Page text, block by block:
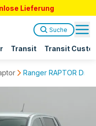
Lieferung
Transit Transit
Suche
Ranger RAPTOR